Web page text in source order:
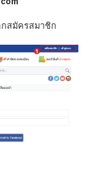
กสมัครสมาชิก